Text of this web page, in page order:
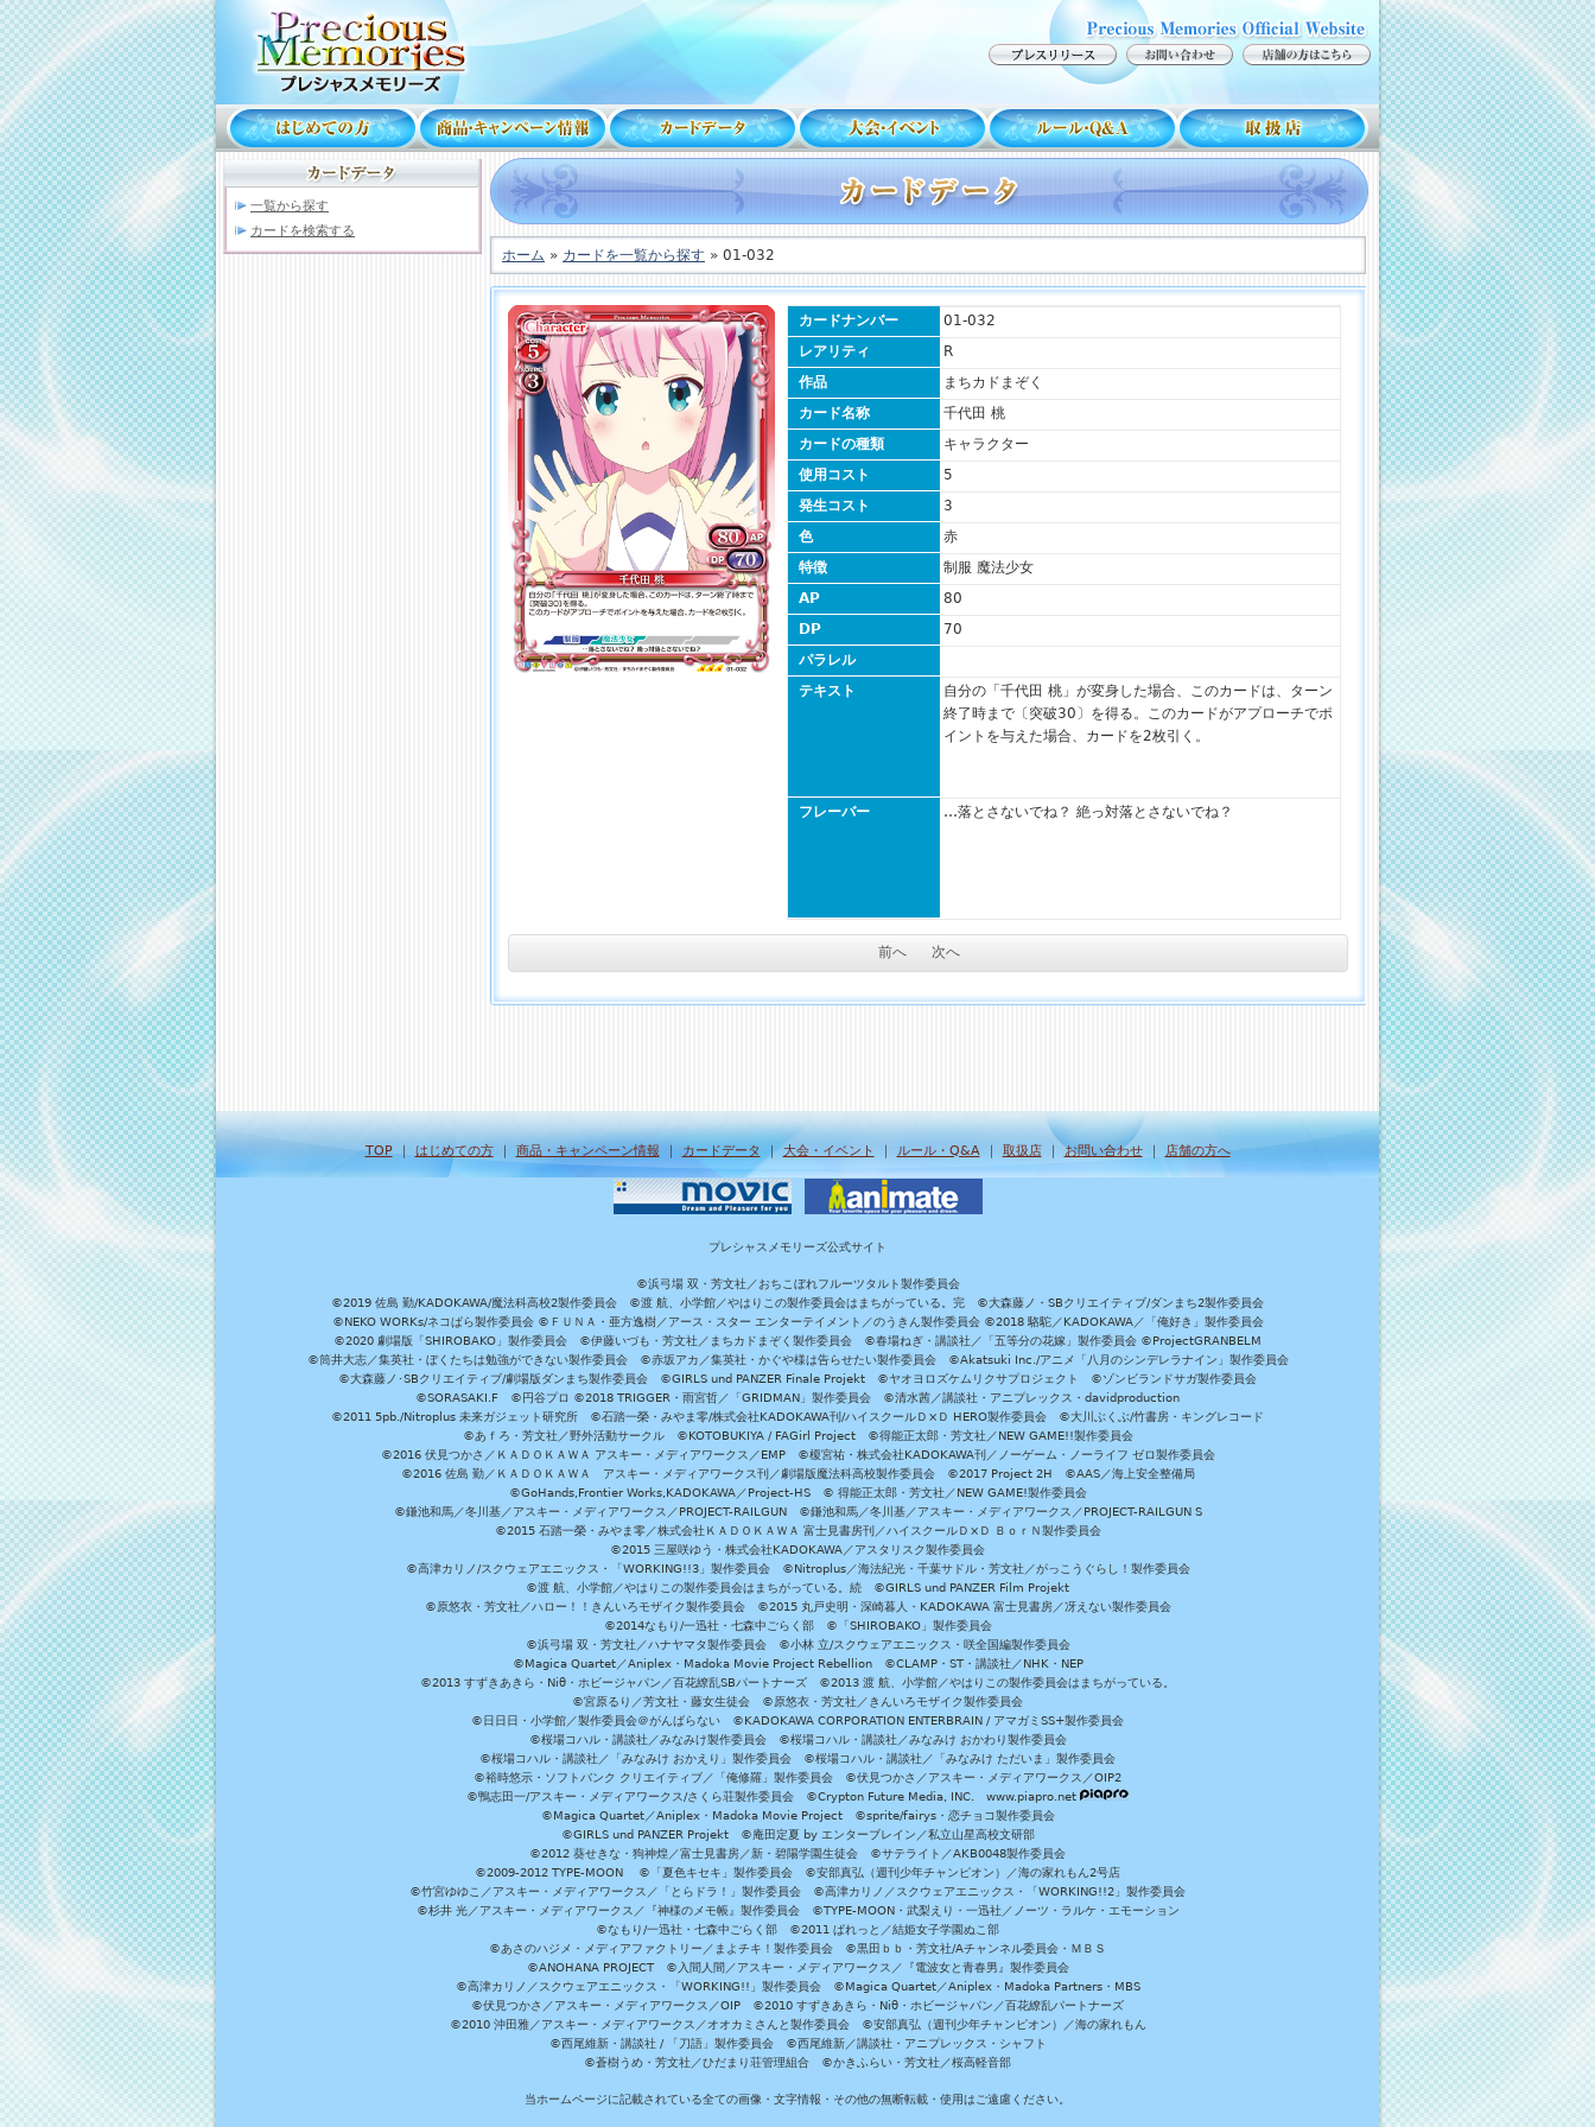
一覧から探す
カードを検索する
ホーム » カードを一覧から探す » 01-032
カードナンバー
01-032
レアリティ
R
作品
まちカドまぞく
カード名称
千代田 桃
カードの種類
キャラクター
使用コスト
5
発生コスト
3
色
赤
特徴
制服 魔法少女
AP
80
DP
70
パラレル
テキスト
自分の「千代田 桃」が変身した場合、このカードは、ターン
終了時まで〔突破30〕を得る。このカードがアプローチでポ
イントを与えた場合、カードを2枚引く。
フレーバー …落とさないでね？ 絶っ対落とさないでね？
前へ 次へ
TOP｜ はじめての方｜ 商品・キャンペーン情報 ｜ カードデータ ｜大会・イベント ｜ ルール・Q&A｜ 取扱店｜お問い合わせ｜ 店舗の方へ
プレシャスメモリーズ公式サイト
©浜弓場 双・芳文社／おちこぼれフルーツタルト製作委員会
©2019 佐島 勤/KADOKAWA/魔法科高校2製作委員会 ©渡 航、小学館／やはりこの製作委員会はまちがっている。完 ©大森藤ノ・SBクリエイティブ/ダンまち2製作委員会
©NEKO WORKs/ネコぱら製作委員会 ©ＦＵＮＡ・亜方逸樹／アース・スター エンターテイメント／のうきん製作委員会 ©2018 駱駝／KADOKAWA／「俺好き」製作委員会
©2020 劇場版「SHIROBAKO」製作委員会 ©伊藤いづも・芳文社／まちカドまぞく製作委員会 ©春場ねぎ・講談社／「五等分の花嫁」製作委員会 ©ProjectGRANBELM
©筒井大志／集英社・ぼくたちは勉強ができない製作委員会 ©赤坂アカ／集英社・かぐや様は告らせたい製作委員会 ©Akatsuki Inc./アニメ「八月のシンデレラナイン」製作委員会
©大森藤ノ･SBクリエイティブ/劇場版ダンまち製作委員会 ©GIRLS und PANZER Finale Projekt ©ヤオヨロズケムリクサプロジェクト ©ゾンビランドサガ製作委員会
©SORASAKI.F ©円谷プロ ©2018 TRIGGER・雨宮哲／「GRIDMAN」製作委員会 ©清水茜／講談社・アニプレックス・davidproduction
©2011 5pb./Nitroplus 未来ガジェット研究所 ©石踏一榮・みやま零/株式会社KADOKAWA刊/ハイスクールＤ×Ｄ HERO製作委員会 ©大川ぶくぶ/竹書房・キングレコード
©あｆろ・芳文社／野外活動サークル ©KOTOBUKIYA / FAGirl Project ©得能正太郎・芳文社／NEW GAME!!製作委員会
©2016 伏見つかさ／ＫＡＤＯＫＡＷＡ アスキー・メディアワークス／EMP ©榎宮祐・株式会社KADOKAWA刊／ノーゲーム・ノーライフ ゼロ製作委員会
©2016 佐島 勤／ＫＡＤＯＫＡＷＡ アスキー・メディアワークス刊／劇場版魔法科高校製作委員会 ©2017 Project 2H ©AAS／海上安全整備局
©GoHands,Frontier Works,KADOKAWA／Project-HS © 得能正太郎・芳文社／NEW GAME!製作委員会
©鎌池和馬／冬川基／アスキー・メディアワークス／PROJECT-RAILGUN ©鎌池和馬／冬川基／アスキー・メディアワークス／PROJECT-RAILGUN S
©2015 石踏一榮・みやま零／株式会社ＫＡＤＯＫＡＷＡ 富士見書房刊／ハイスクールＤ×Ｄ ＢｏｒＮ製作委員会
©2015 三屋咲ゆう・株式会社KADOKAWA／アスタリスク製作委員会
©高津カリノ/スクウェアエニックス・「WORKING!!3」製作委員会 ©Nitroplus／海法紀光・千葉サドル・芳文社／がっこうぐらし！製作委員会
©渡 航、小学館／やはりこの製作委員会はまちがっている。続 ©GIRLS und PANZER Film Projekt
©原悠衣・芳文社／ハロー！！きんいろモザイク製作委員会 ©2015 丸戸史明・深崎暮人・KADOKAWA 富士見書房／冴えない製作委員会
©2014なもり/一迅社・七森中ごらく部 ©「SHIROBAKO」製作委員会
©浜弓場 双・芳文社／ハナヤマタ製作委員会 ©小林 立/スクウェアエニックス・咲全国編製作委員会
©Magica Quartet／Aniplex・Madoka Movie Project Rebellion ©CLAMP・ST・講談社／NHK・NEP
©2013 すずきあきら・Niθ・ホビージャパン／百花繚乱SBパートナーズ ©2013 渡 航、小学館／やはりこの製作委員会はまちがっている。
©宮原るり／芳文社・藤女生徒会 ©原悠衣・芳文社／きんいろモザイク製作委員会
©日日日・小学館／製作委員会＠がんばらない ©KADOKAWA CORPORATION ENTERBRAIN / アマガミSS+製作委員会
©桜場コハル・講談社／みなみけ製作委員会 ©桜場コハル・講談社／みなみけ おかわり製作委員会
©桜場コハル・講談社／「みなみけ おかえり」製作委員会 ©桜場コハル・講談社／「みなみけ ただいま」製作委員会
©裕時悠示・ソフトバンク クリエイティブ／「俺修羅」製作委員会 ©伏見つかさ／アスキー・メディアワークス／OIP2
©鴨志田一/アスキー・メディアワークス/さくら荘製作委員会 ©Crypton Future Media, INC. www.piapro.net
©Magica Quartet／Aniplex・Madoka Movie Project ©sprite/fairys・恋チョコ製作委員会
©GIRLS und PANZER Projekt ©庵田定夏 by エンターブレイン／私立山星高校文研部
©2012 葵せきな・狗神煌／富士見書房／新・碧陽学園生徒会 ©サテライト／AKB0048製作委員会
©2009-2012 TYPE-MOON ©「夏色キセキ」製作委員会 ©安部真弘（週刊少年チャンピオン）／海の家れもん2号店
©竹宮ゆゆこ／アスキー・メディアワークス／「とらドラ！」製作委員会 ©高津カリノ／スクウェアエニックス・「WORKING!!2」製作委員会
©杉井 光／アスキー・メディアワークス／『神様のメモ帳』製作委員会 ©TYPE-MOON・武梨えり・一迅社／ノーツ・ラルケ・エモーション
©なもり/一迅社・七森中ごらく部 ©2011 ぱれっと／結姫女子学園ぬこ部
©あさのハジメ・メディアファクトリー／まよチキ！製作委員会 ©黒田ｂｂ・芳文社/Aチャンネル委員会・ＭＢＳ
©ANOHANA PROJECT ©入間人間／アスキー・メディアワークス／『電波女と青春男』製作委員会
©高津カリノ／スクウェアエニックス・「WORKING!!」製作委員会 ©Magica Quartet／Aniplex・Madoka Partners・MBS
©伏見つかさ／アスキー・メディアワークス／OIP ©2010 すずきあきら・Niθ・ホビージャパン／百花繚乱パートナーズ
©2010 沖田雅／アスキー・メディアワークス／オオカミさんと製作委員会 ©安部真弘（週刊少年チャンピオン）／海の家れもん
©西尾維新・講談社 / 「刀語」製作委員会 ©西尾維新／講談社・アニプレックス・シャフト
©蒼樹うめ・芳文社／ひだまり荘管理組合 ©かきふらい・芳文社／桜高軽音部
当ホームページに記載されている全ての画像・文字情報・その他の無断転載・使用はご遠慮ください。